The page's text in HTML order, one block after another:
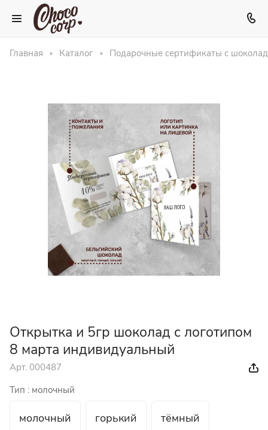
Главная Каталог Подарочные сертификаты с
Открытка и 5гр шоколад с логотипом
8 марта индивидуальный
Арт. 000487
Тип : молочный
молочный горький тёмный